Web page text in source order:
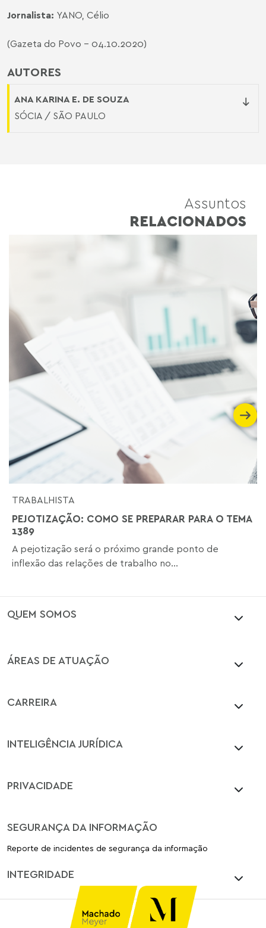
AUTORES
ANA KARINA E. DE SOUZA
SÓCIA / SÃO PAULO
Jornalista: YANO, Célio
(Gazeta do Povo - 04.10.2020)
Assuntos
RELACIONADOS
TRABALHISTA
PEJOTIZAÇÃO: COMO SE PREPARAR PARA O TEMA
1389
A pejotização será o próximo grande ponto de
inflexão das relações de trabalho no...
QUEM SOMOS
ÁREAS DE ATUAÇÃO
CARREIRA
INTELIGÊNCIA JURÍDICA
PRIVACIDADE
SEGURANÇA DA INFORMAÇÃO
Reporte de incidentes de segurança da informação
INTEGRIDADE